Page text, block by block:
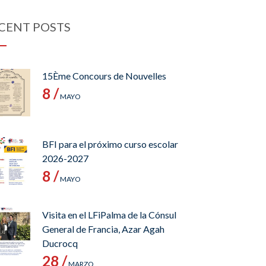
POSTS
15Ème Concours de Nouvelles
8 /MAYO
BFI para el próximo curso escolar
2026-2027
8 /MAYO
Visita en el LFiPalma de la Cónsul
General de Francia, Azar Agah
Ducrocq
28 /MARZO